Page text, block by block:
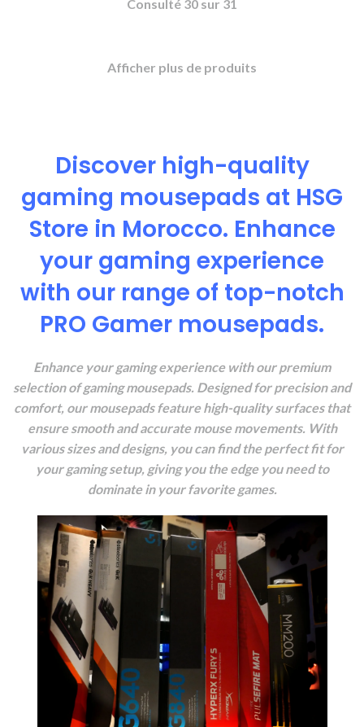
Consulté 30 sur 31
Afficher plus de produits
Discover high-quality
gaming mousepads at HSG
Store in Morocco. Enhance
your gaming experience
with our range of top-notch
PRO Gamer mousepads.
Enhance your gaming experience with our premium
selection of gaming mousepads. Designed for precision and
comfort, our mousepads feature high-quality surfaces that
ensure smooth and accurate mouse movements. With
various sizes and designs, you can find the perfect fit for
your gaming setup, giving you the edge you need to
dominate in your favorite games.